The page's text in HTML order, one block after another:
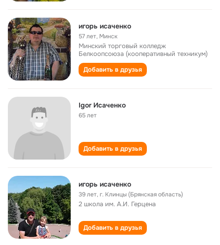
игорь исаченко
57 лет, Mинск
Минский торговый колледж
Белкоопсоюза (кооперативный техникум)
Добавить в друзья
Igor Исаченко
65 лет
Добавить в друзья
игорь исаченко
39 лет,г. Клинцы (Брянская область)
2 школа им. А.И. Герцена
Добавить в друзья